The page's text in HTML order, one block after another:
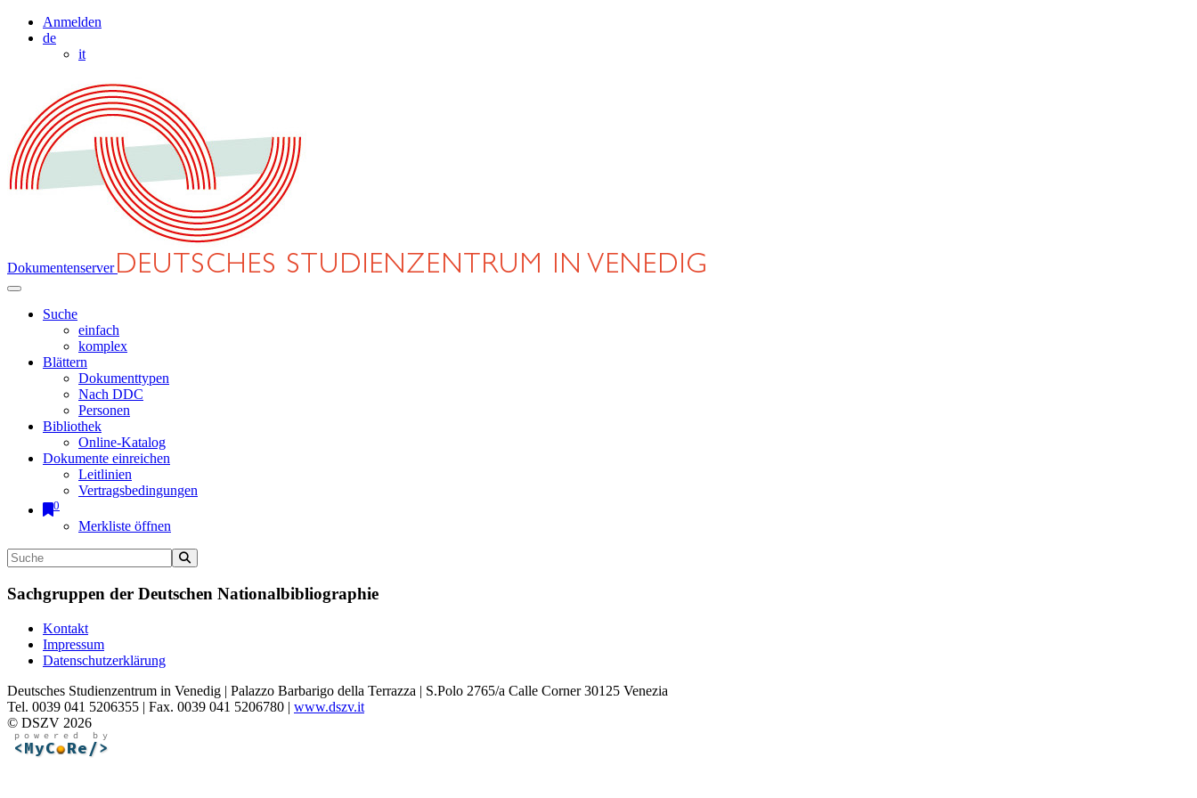
Anmelden
de
it
Dokumentenserver
Suche
einfach
komplex
Blättern
Dokumenttypen
Nach DDC
Personen
Bibliothek
Online-Katalog
Dokumente einreichen
Leitlinien
Vertragsbedingungen
0
Merkliste öffnen
Sachgruppen der Deutschen Nationalbibliographie
Kontakt
Impressum
Datenschutzerklärung
Deutsches Studienzentrum in Venedig | Palazzo Barbarigo della Terrazza | S.Polo 2765/a Calle Corner 30125 Venezia
Tel. 0039 041 5206355 | Fax. 0039 041 5206780 | www.dszv.it
© DSZV 2026